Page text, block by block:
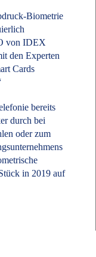
Biometrie
von IDEX
den Experten
Cards
bereits
durch bei
oder zum
in 2019 auf